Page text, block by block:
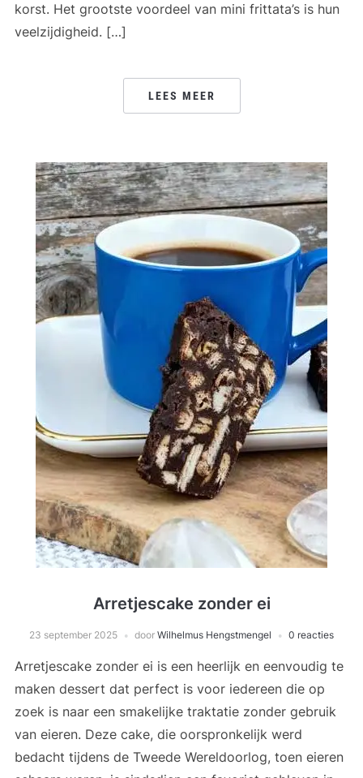
korst. Het grootste voordeel van mini frittata’s is hun
veelzijdigheid. […]
LEES MEER
Arretjescake zonder ei
23 september 2025 door Wilhelmus Hengstmengel 0 reacties
Arretjescake zonder ei is een heerlijk en eenvoudig te
maken dessert dat perfect is voor iedereen die op
zoek is naar een smakelijke traktatie zonder gebruik
van eieren. Deze cake, die oorspronkelijk werd
bedacht tijdens de Tweede Wereldoorlog, toen eieren